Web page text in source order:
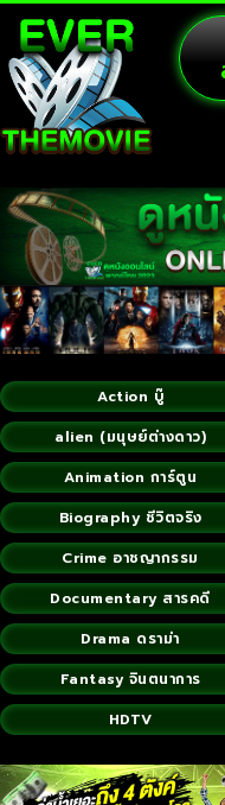
Action บู๊
alien (มนุษย์ต่างดาว)
Animation การ์ตูน
Biography ชีวิตจริง
Crime อาชญากรรม
Documentary สารคดี
Drama ดราม่า
Fantasy จินตนาการ
HDTV